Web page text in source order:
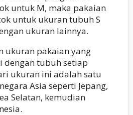
untuk M, maka pakaian
untuk ukuran tubuh S
ukuran lainnya.
ukuran pakaian yang
dengan tubuh setiap
ukuran ini adalah satu
Asia seperti Jepang,
Selatan, kemudian